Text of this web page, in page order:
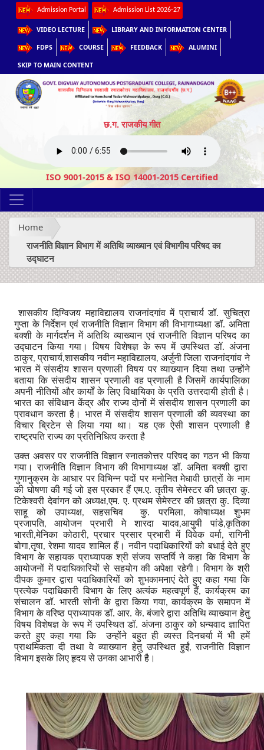
Admission Portal Admission List 2026-27
VIDEO LECTURE LIBRARY AND INFORMATION CENTER
FDPS COURSE FEEDBACK ALUMINI
SKIP TO MAIN CONTENT
छ.ग. राजकीय गीत
ISO 9001-2015 & ISO 14001-2015 Certified
Home
राजनीति विज्ञान विभाग में अतिथि व्याख्यान एवं विभागीय परिषद का
उद्घाटन
शासकीय दिग्विजय महाविद्यालय राजनांदगांव में प्राचार्य डॉ. सुचित्रा
गुप्ता के निर्देशन एवं राजनीति विज्ञान विभाग की विभागाध्यक्षा डॉ. अमिता
बक्शी के मार्गदर्शन में अतिथि व्याख्यान एवं राजनीति विज्ञान परिषद का
उद्घाटन किया गया। विषय विशेषज्ञ के रूप में उपस्थित डॉ. अंजना
ठाकुर,प्राचार्य,शासकीय नवीन महाविद्यालय, अर्जुनी जिला राजनांदगांव ने
भारत में संसदीय शासन प्रणाली विषय पर व्याख्यान दिया तथा उन्होंने
बताया कि संसदीय शासन प्रणाली वह प्रणाली है जिसमें कार्यपालिका
अपनी नीतियों और कार्यों के लिए विधायिका के प्रति उत्तरदायी होती है।
भारत का संविधान केंद्र और राज्य दोनों में संसदीय शासन प्रणाली का
प्रावधान करता है। भारत में संसदीय शासन प्रणाली की व्यवस्था का
विचार ब्रिटेन से लिया गया था। यह एक ऐसी शासन प्रणाली है
राष्ट्रपति राज्य का प्रतिनिधित्व करता है
उक्त अवसर पर राजनीति विज्ञान स्नातकोत्तर परिषद का गठन भी किया
गया। राजनीति विज्ञान विभाग की विभागाध्यक्ष डॉ. अमिता बक्शी द्वारा
गुणानुक्रम के आधार पर विभिन्न पदों पर मनोनित मेधावी छात्रों के नाम
की घोषणा की गई जो इस प्रकार हैं एम.ए. तृतीय सेमेस्टर की छात्रा कु.
टिकेश्वरी देवांगन को अध्यक्ष,एम. ए. प्रथम सेमेस्टर की छात्रा कु. दिव्या
साहू को उपाध्यक्ष,सहसचिव कु. परमिला,कोषाध्यक्ष शुभम
प्रजापति,आयोजन प्रभारी मे शारदा यादव,आयुषी पांडे,कृतिका
भारती,मेनिका कोठारी,प्रचार प्रसार प्रभारी में विवेक वर्मा,रागिनी
बोगा,तृषा,रेशमा यादव शामिल हैं। नवीन पदाधिकारियों को बधाई देते हुए
विभाग के सहायक प्राध्यापक श्री संजय सप्तर्षि ने कहा कि विभाग के
आयोजनों में पदाधिकारियों से सहयोग की अपेक्षा रहेगी। विभाग के श्री
दीपक कुमार द्वारा पदाधिकारियों को शुभकामनाएं देते हुए कहा गया कि
प्रत्येक पदाधिकारी विभाग के लिए अत्यंक महत्वपूर्ण हैं,कार्यक्रम का
संचालन डॉ. भारती सोनी के द्वारा किया गया,कार्यक्रम के समापन में
विभाग के वरिष्ठ प्राध्यापक डॉ. आर. के. बंजारे द्वारा अतिथि व्याख्यान हेतु
विषय विशेषज्ञ के रूप में उपस्थित डॉ. अंजना ठाकुर को धन्यवाद ज्ञापित
करते हुए कहा गया कि उन्होंने बहुत ही व्यस्त दिनचर्या में भी हमें
प्राथमिकता दी तथा वे व्याख्यान हेतु उपस्थित हुईं,राजनीति विज्ञान
विभाग इसके लिए हृदय से उनका आभारी है।